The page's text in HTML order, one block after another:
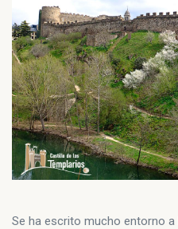
Se ha escrito mucho entorno a